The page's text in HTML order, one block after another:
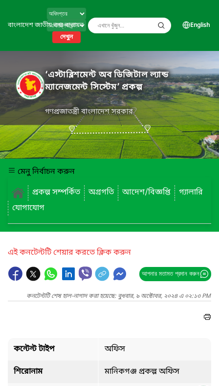
বাংলাদেশ জাতীয় তথ্য বাতায়ন
দেখুন
English
‘এস্টাব্লিশমেন্ট অব ডিজিটাল ল্যান্ড
ম্যানেজমেন্ট সিস্টেম’ প্রকল্প
গণপ্রজাতন্ত্রী বাংলাদেশ সরকার
মেনু নির্বাচন করুন
প্রকল্প সম্পর্কিত
অগ্রগতি আদেশ/বিজ্ঞপ্তি
গ্যালারি
যোগাযোগ
এই কনটেন্টটি শেয়ার করতে ক্লিক করুন
আপনার মতামত প্রদান করুন
কনটেন্টটি শেষ হাল-নাগাদ করা হয়েছে: বুধবার, ৯ অক্টোবর, ২০২৪ এ ০২:১৩ PM
কন্টেন্ট টাইপ অফিস
শিরোনাম মানিকগঞ্জ প্রকল্প অফিস